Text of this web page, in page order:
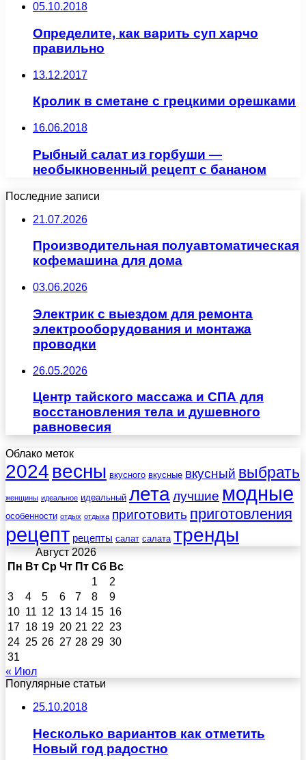
05.10.2018
Определите, как варить суп харчо
правильно
13.12.2017
Кролик в сметане с грецкими орешками
16.06.2018
Рыбный салат из горбуши —
необыкновенный рецепт с бананом
Последние записи
21.07.2026
Производительная полуавтоматическая
кофемашина для дома
03.06.2026
Электрик с выездом для ремонта
электрооборудования и монтажа
проводки
26.05.2026
Центр тайского массажа и СПА для
восстановления тела и душевного
равновесия
Облако меток
2024 весны вкусного вкусные вкусный выбрать
женщины идеальное идеальный леталучшие модные
особенности отдых отдыха приготовить приготовления
рецепт рецепты салат салата тренды
Август 2026
Пн Вт Ср Чт Пт Сб Вс
1
2
3
4 5 6 7 8
9
10 11 12 13 14 15 16
17 18 19 20 21 22 23
24 25 26 27 28 29 30
31
« Июл
Популярные статьи
25.10.2018
Несколько вариантов как отметить
Новый год радостно